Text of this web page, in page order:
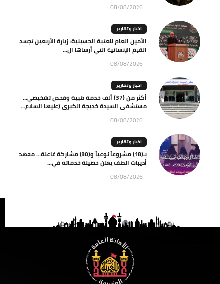
08/08/2026
اخبار وتقارير
الأمين العام للعتبة الحسينية: زيارة الأربعين تجسد
القيم الإنسانية التي أرساها ال...
08/08/2026
اخبار وتقارير
أكثر من (37) ألف خدمة طبية وفحص تشخيصي…
مستشفى السيدة خديجة الكبرى (عليها السلام...
08/08/2026
اخبار وتقارير
بـ(18) مشروعاً نوعياً و(80) مشاركة فاعلة… معهد
أديبات الطف يعلن حصيلة خدماته في...
08/08/2026